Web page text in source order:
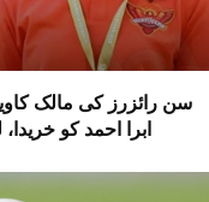
سن رائزرز کی مالک
ابرا احمد کو خریدا، لگائی 2.34